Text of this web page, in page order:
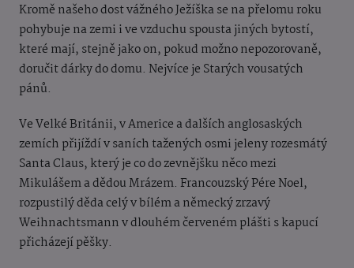
Kromě našeho dost vážného Ježíška se na přelomu roku
pohybuje na zemi i ve vzduchu spousta jiných bytostí,
které mají, stejně jako on, pokud možno nepozorovaně,
doručit dárky do domu. Nejvíce je Starých vousatých
pánů.
Ve Velké Británii, v Americe a dalších anglosaských
zemích přijíždí v saních tažených osmi jeleny rozesmátý
Santa Claus, který je co do zevnějšku něco mezi
Mikulášem a dědou Mrázem. Francouzský Pére Noel,
rozpustilý děda celý v bílém a německý zrzavý
Weihnachtsmann v dlouhém červeném plášti s kapucí
přicházejí pěšky.